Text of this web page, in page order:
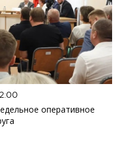
оперативное